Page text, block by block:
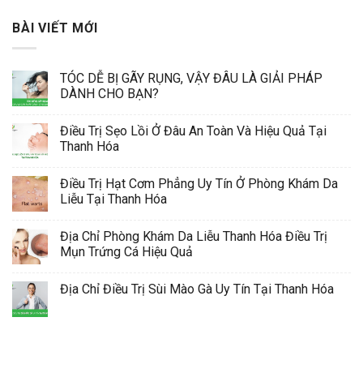
BÀI VIẾT MỚI
TÓC DỄ BỊ GÃY RỤNG, VẬY ĐÂU LÀ GIẢI PHÁP
DÀNH CHO BẠN?
Điều Trị Sẹo Lồi Ở Đâu An Toàn Và Hiệu Quả Tại
Thanh Hóa
Điều Trị Hạt Cơm Phẳng Uy Tín Ở Phòng Khám Da
Liễu Tại Thanh Hóa
Địa Chỉ Phòng Khám Da Liễu Thanh Hóa Điều Trị
Mụn Trứng Cá Hiệu Quả
Địa Chỉ Điều Trị Sùi Mào Gà Uy Tín Tại Thanh Hóa